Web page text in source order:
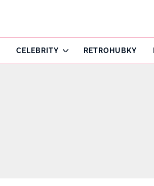
CELEBRITY RETROHUBKY